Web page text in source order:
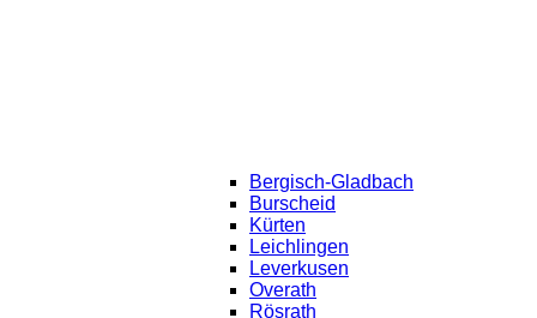
Bergisch-Gladbach
Burscheid
Kürten
Leichlingen
Leverkusen
Overath
Rösrath